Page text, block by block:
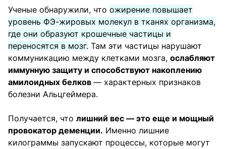
Ученые обнаружили, что ожирение повышает
уровень ФЭ-жировых молекул в тканях организма,
где они образуют крошечные частицы и
переносятся в мозг. Там эти частицы нарушают
коммуникацию между клетками мозга, ослабляют
иммунную защиту и способствуют накоплению
амилоидных белков — характерных признаков
болезни Альцгеймера.
Получается, что лишний вес — это еще и мощный
провокатор деменции. Именно лишние
килограммы запускают процессы, которые могут